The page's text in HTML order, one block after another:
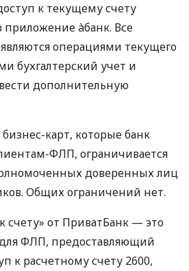
к текущему счету
приложение àбанк. Все
операциями текущего
бухгалтерский учет и
дополнительную
карт, которые банк
ФЛП, ограничивается
доверенных лиц
Общих ограничений нет.
счету» от ПриватБанк — это
ФЛП, предоставляющий
к расчетному счету 2600,